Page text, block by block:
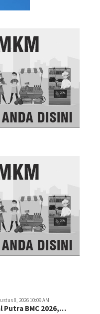
8, 2026 10:09 AM
Putra BMC 2026,…